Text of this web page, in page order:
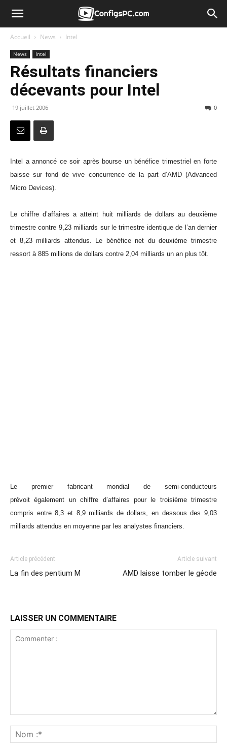
Accueil News Intel
News Intel
Résultats financiers
décevants pour Intel
19 juillet 2006 0
Intel a annoncé ce soir après bourse un bénéfice trimestriel en forte
baisse sur fond de vive concurrence de la part d’AMD (Advanced
Micro Devices).
Le chiffre d’affaires a atteint huit milliards de dollars au deuxième
trimestre contre 9,23 milliards sur le trimestre identique de l’an dernier
et 8,23 milliards attendus. Le bénéfice net du deuxième trimestre
ressort à 885 millions de dollars contre 2,04 milliards un an plus tôt.
Le premier fabricant mondial de semi-conducteurs
prévoit également un chiffre d’affaires pour le troisième trimestre
compris entre 8,3 et 8,9 milliards de dollars, en dessous des 9,03
milliards attendus en moyenne par les analystes financiers.
Article précédent
La fin des pentium M
Article suivant
AMD laisse tomber le géode
LAISSER UN COMMENTAIRE